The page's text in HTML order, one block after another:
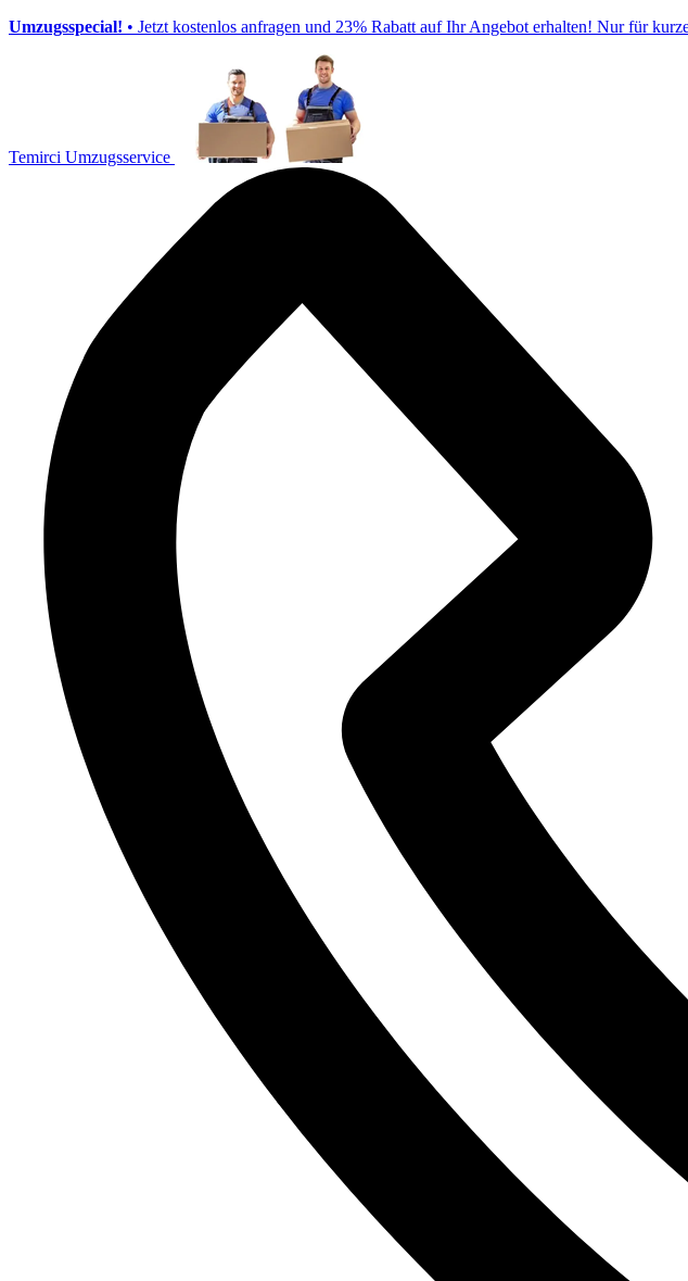
Umzugsspecial! • Jetzt kostenlos anfragen und 23% Rabatt auf Ihr Angebot erhalten! Nur für
Temirci Umzugsservice